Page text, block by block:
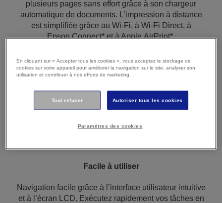
plusieurs pages sans effort grâce à son chargeur
automatique de documents. L’impression à distance
est simplifiée grâce au Wi-Fi, à Wi-Fi Direct, à
Epson Connect* et à Apple AirPrint*.
Compacte et élégante
Grâce à sa forme élégante, ce modèle compact
multifonction s’intègre facilement dans votre bureau à
Facile à utiliser
Navigation facile grâce à l’interface utilisateur intuitive
et à l’écran LCD. Exécutez rapidement vos tâches en
En cliquant sur « Accepter tous les cookies », vous acceptez le stockage de
cookies sur votre appareil pour améliorer la navigation sur le site, analyser son
utilisation et contribuer à nos efforts de marketing.
Tout refuser Autoriser tous les cookies
Paramètres des cookies